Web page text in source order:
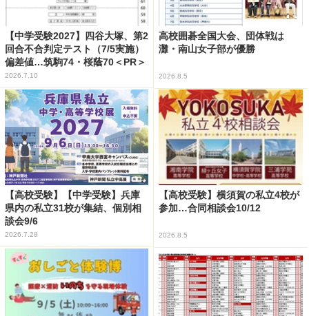
【中学受験2027】四谷大塚、第2
回合不合判定テスト（7/5実施）
偏差値…筑駒74・桜蔭70＜PR＞
2026.7.10
高校囲碁全国大会、団体戦は
灘・南山女子部が優勝
2026.8.5
【高校受験】【中学受験】兵庫
県内の私立31校が集結、個別相
談会9/6
2026.7.28
【高校受験】横須賀の私立4校が
参加…合同相談会10/12
2026.8.5